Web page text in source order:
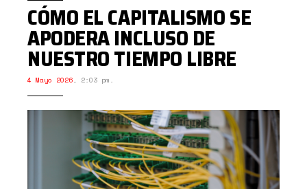
CÓMO EL CAPITALISMO SE
APODERA INCLUSO DE
NUESTRO TIEMPO LIBRE
4 Mayo 2026, 2:03 pm.